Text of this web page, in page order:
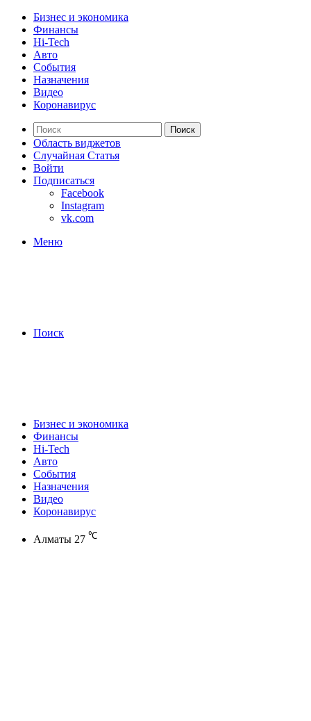
Бизнес и экономика
Финансы
Hi-Tech
Авто
События
Назначения
Видео
Коронавирус
Поиск
Область виджетов
Случайная Статья
Войти
Подписаться
Facebook
Instagram
vk.com
Меню
Поиск
Бизнес и экономика
Финансы
Hi-Tech
Авто
События
Назначения
Видео
Коронавирус
Алматы 27 ℃